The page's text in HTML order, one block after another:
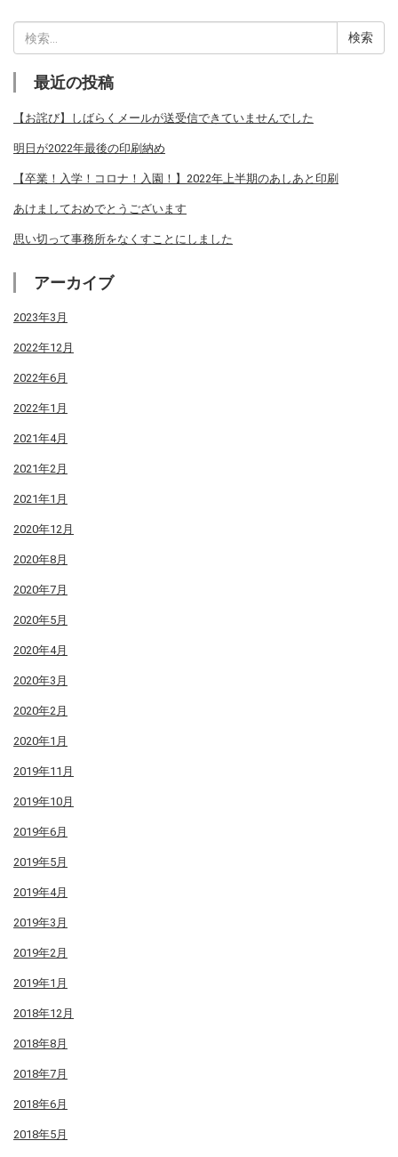
索:
最近の投稿
【お詫び】しばらくメールが送受信できていませんでした
明日が2022年最後の印刷納め
【卒業！入学！コロナ！入園！】2022年上半期のあしあと印刷
あけましておめでとうございます
思い切って事務所をなくすことにしました
アーカイブ
2023年3月
2022年12月
2022年6月
2022年1月
2021年4月
2021年2月
2021年1月
2020年12月
2020年8月
2020年7月
2020年5月
2020年4月
2020年3月
2020年2月
2020年1月
2019年11月
2019年10月
2019年6月
2019年5月
2019年4月
2019年3月
2019年2月
2019年1月
2018年12月
2018年8月
2018年7月
2018年6月
2018年5月